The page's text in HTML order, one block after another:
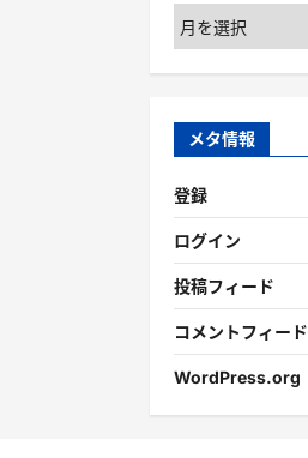
ア
ー
カ
ブ
メタ情報
登録
ログイン
投稿フィード
コメントフィード
WordPress.org